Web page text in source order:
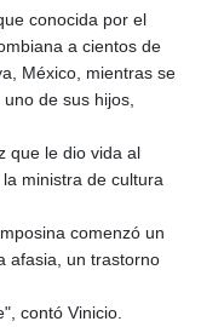
FJD 2.209039
FKP 0.741752
GBP 0.740945
GEL 2.610132
GHS 11.701051
GIP 0.741752
GNF
8759.111457
GYD 208.606894
conocida por el
a cientos de
México, mientras se
de sus hijos,
que le dio vida al
ministra de cultura
comenzó un
afasia, un trastorno
contó Vinicio.